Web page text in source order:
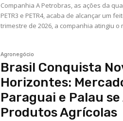
Companhia A Petrobras, as ações da
PETR3 e PETR4, acaba de alcançar um
trimestre de 2026, a companhia atingiu o
Agronegócio
Brasil Conquista
Horizontes:
Paraguai e Palau
Produtos Agrícolas